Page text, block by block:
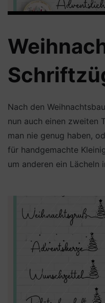
Nach den
nun auch einen zweiten
man nie genug haben,
für handgemachte
um anderen ein Lächeln